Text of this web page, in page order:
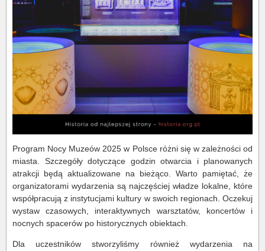
Program Nocy Muzeów 2025 w Polsce różni się w zależności od
miasta. Szczegóły dotyczące godzin otwarcia i planowanych
atrakcji będą aktualizowane na bieżąco. Warto pamiętać, że
organizatorami wydarzenia są najczęściej władze lokalne, które
współpracują z instytucjami kultury w swoich regionach. Oczekuj
wystaw czasowych, interaktywnych warsztatów, koncertów i
nocnych spacerów po historycznych obiektach.
Dla uczestników stworzyliśmy również wydarzenia na